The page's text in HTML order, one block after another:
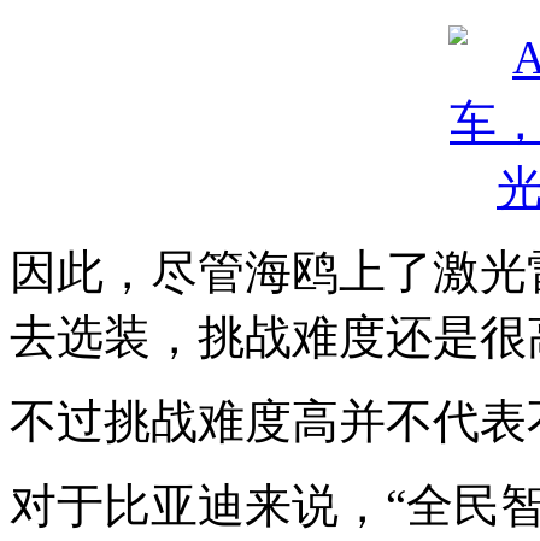
因此，尽管海鸥上了激
去选装，挑战难度还是很
不过挑战难度高并不代
对于比亚迪来说，“全民